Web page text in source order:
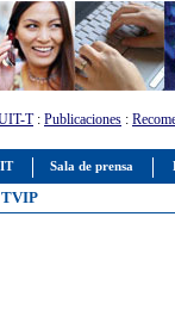
Sala de prensa
T: Publicaciones :
TVIP